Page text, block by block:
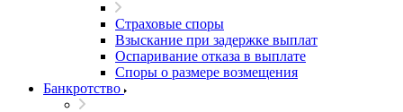
Страховые споры
Взыскание при задержке выплат
Оспаривание отказа в выплате
Споры о размере возмещения
Банкротство